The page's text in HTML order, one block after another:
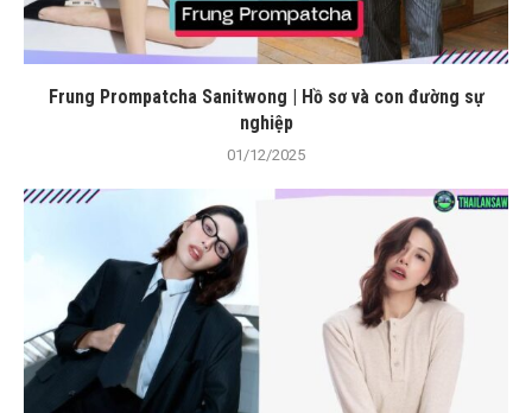
Frung Prompatcha Sanitwong | Hồ sơ và con đường sự
nghiệp
01/12/2025